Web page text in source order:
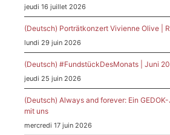
jeudi 16 juillet 2026
(Deutsch) Porträtkonzert Vivienne Olive |
lundi 29 juin 2026
(Deutsch) #FundstückDesMonats | Juni
jeudi 25 juin 2026
(Deutsch) Always and forever: Ein
mit uns
mercredi 17 juin 2026